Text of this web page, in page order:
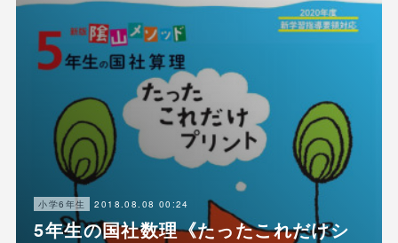
小学6年生 2018.08.08 00:24
5年生の国社数理《たったこれだけシ